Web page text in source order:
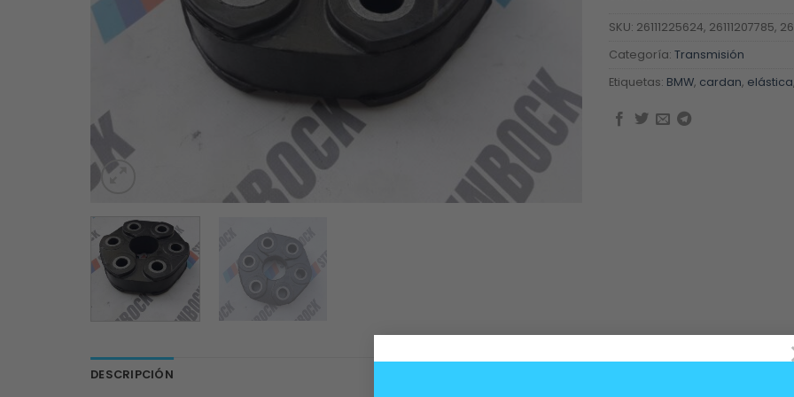
SKU: 26111225624, 26111207785,
Categoría: Transmisión
Etiquetas: BMW, cardan, elástica
DESCRIPCIÓN